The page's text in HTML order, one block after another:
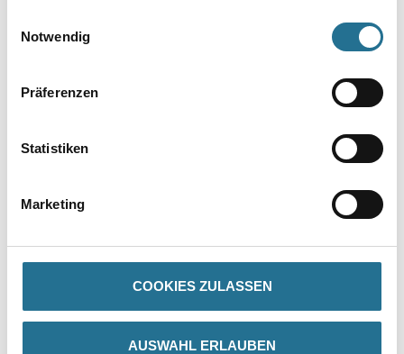
Notwendig
Präferenzen
Statistiken
Marketing
COOKIES ZULASSEN
AUSWAHL ERLAUBEN
- Für innen und außen
- Zementhaltig
- Alkali- und schimmelbeständig